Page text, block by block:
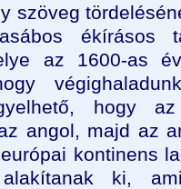
szöveg
ékírásos
az 1600-as
hogy
angol, majd az
kontinens
ki,